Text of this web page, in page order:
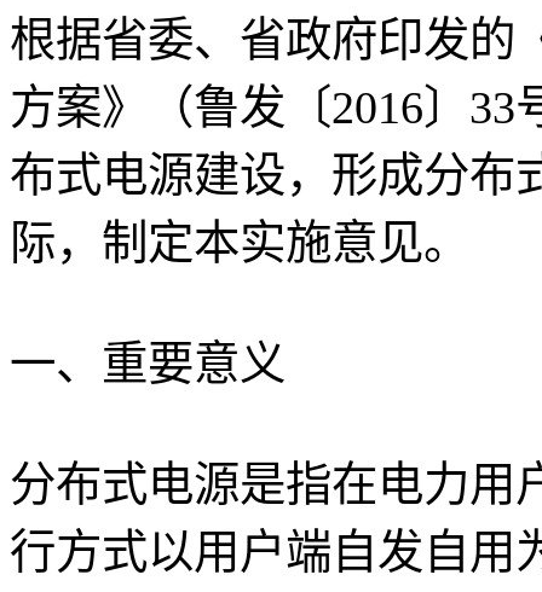
根据省委、省政府印发的
方案》（鲁发〔2016〕
布式电源建设，形成分布
际，制定本实施意见。
一、重要意义
分布式电源是指在电力用
行方式以用户端自发自用